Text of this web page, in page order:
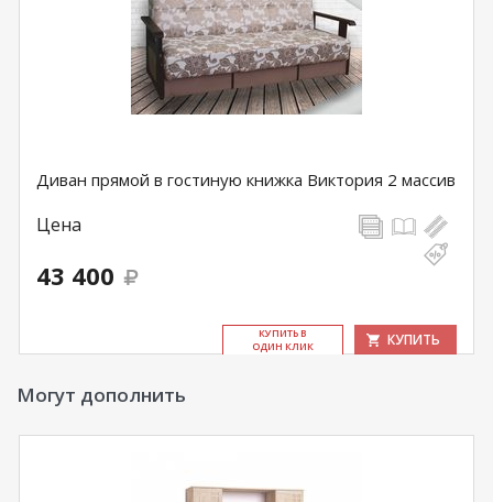
Диван прямой в гостиную книжка Виктория 2 массив
Цена
43 400
КУ­ПИТЬ В
ОДИН КЛИК
КУПИТЬ
Могут дополнить